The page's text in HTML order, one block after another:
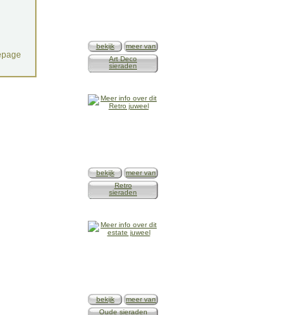
bekijk
meer van
Art Deco
sieraden
bekijk
meer van
Retro
sieraden
bekijk
meer van
Oude sieraden